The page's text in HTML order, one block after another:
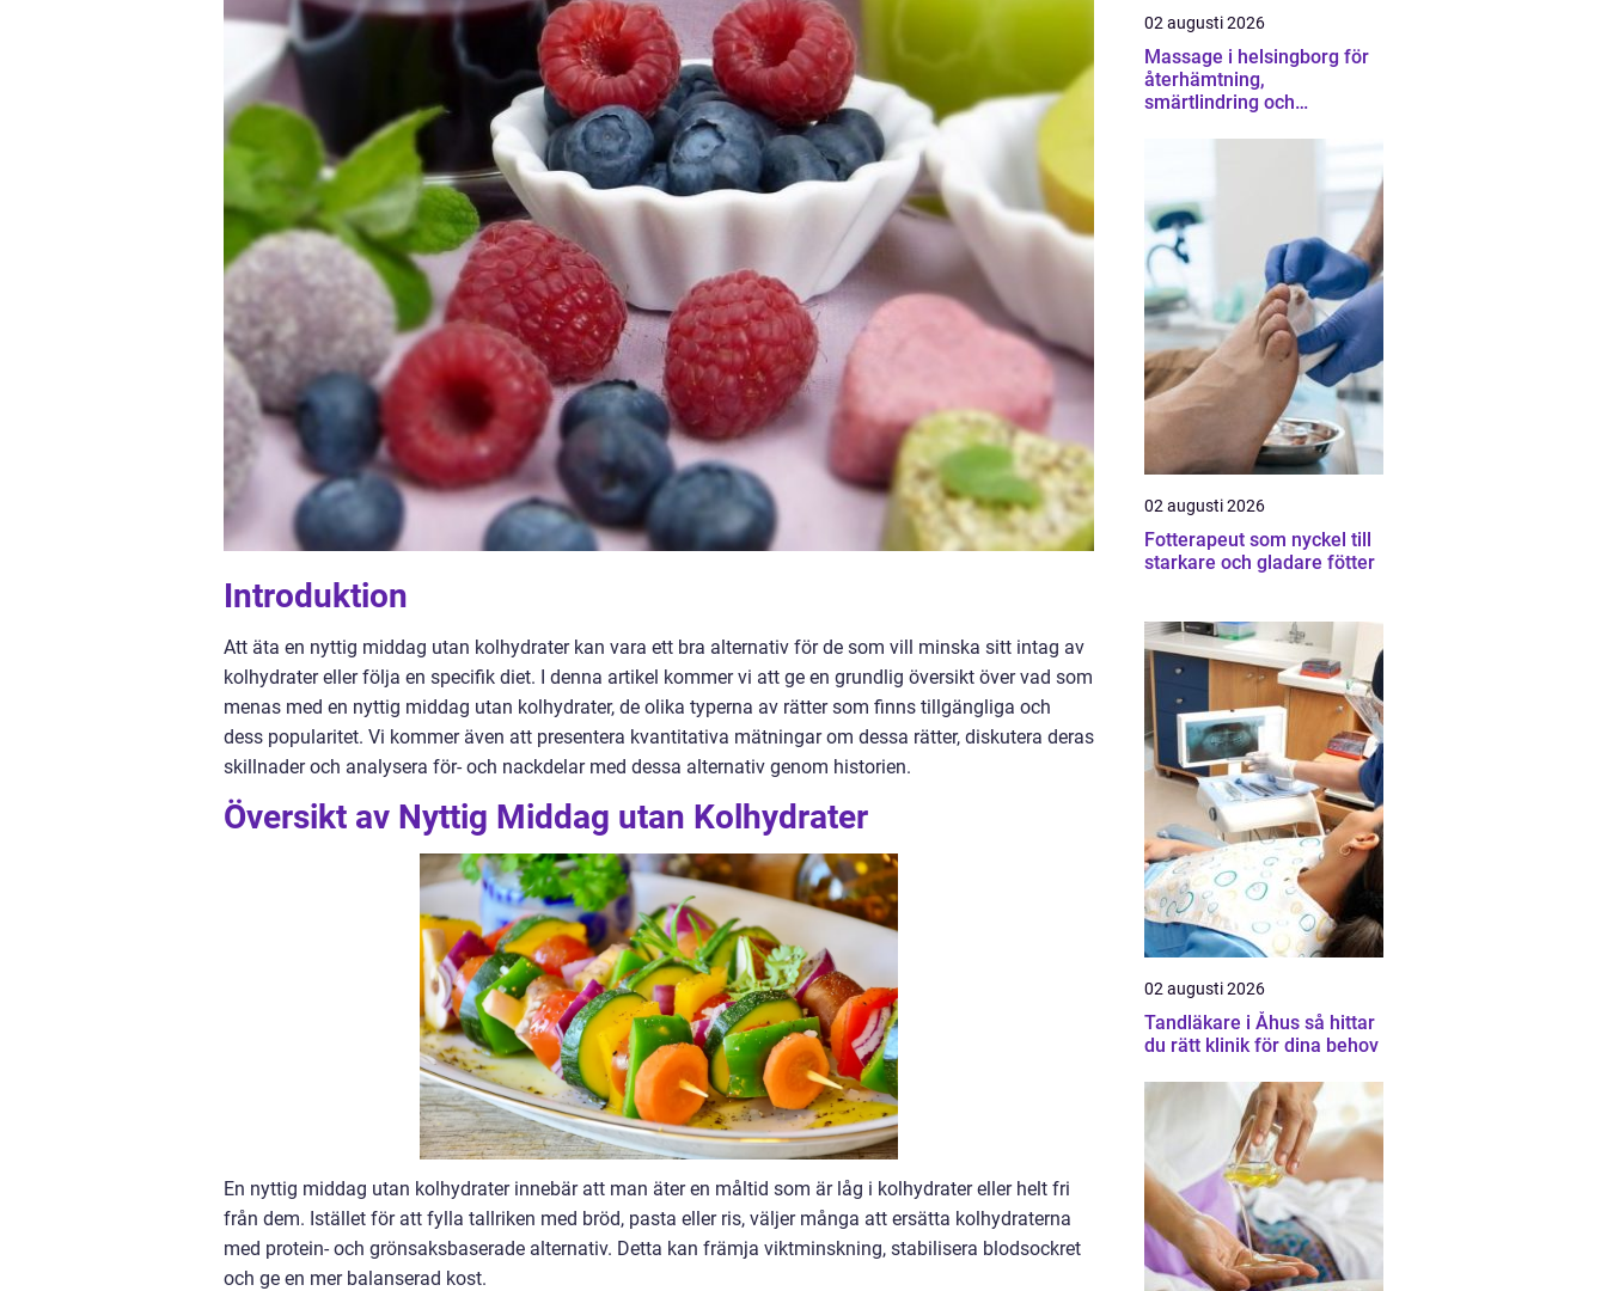
Introduktion
Att äta en nyttig middag utan kolhydrater kan vara ett bra alternativ för de som vill minska sitt intag av
kolhydrater eller följa en specifik diet. I denna artikel kommer vi att ge en grundlig översikt över vad som
menas med en nyttig middag utan kolhydrater, de olika typerna av rätter som finns tillgängliga och
dess popularitet. Vi kommer även att presentera kvantitativa mätningar om dessa rätter, diskutera deras
skillnader och analysera för- och nackdelar med dessa alternativ genom historien.
Översikt av Nyttig Middag utan Kolhydrater
En nyttig middag utan kolhydrater innebär att man äter en måltid som är låg i kolhydrater eller helt fri
från dem. Istället för att fylla tallriken med bröd, pasta eller ris, väljer många att ersätta kolhydraterna
med protein- och grönsaksbaserade alternativ. Detta kan främja viktminskning, stabilisera blodsockret
och ge en mer balanserad kost.
02 augusti 2026
Massage i helsingborg för
återhämtning,
smärtlindring och
02 augusti 2026
Fotterapeut som nyckel till
starkare och gladare fötter
02 augusti 2026
Tandläkare i Åhus så hittar
du rätt klinik för dina behov